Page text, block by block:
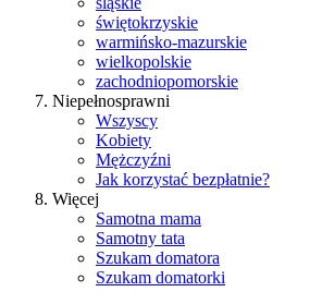
świętokrzyskie
warmińsko-mazurskie
wielkopolskie
zachodniopomorskie
Niepełnosprawni
Wszyscy
Kobiety
Mężczyźni
Jak korzystać bezpłatnie?
Więcej
Samotna mama
Samotny tata
Szukam domatora
Szukam domatorki